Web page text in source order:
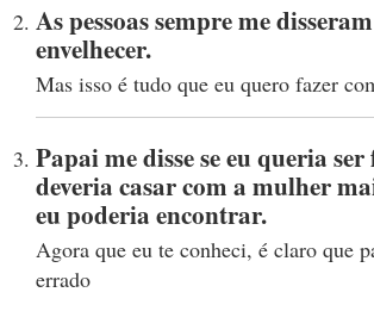
As pessoas sempre me
envelhecer.
Mas isso é tudo que eu quero fazer
Papai me disse se eu queria
deveria casar com a mulher
eu poderia encontrar.
Agora que eu te conheci, é claro que
errado